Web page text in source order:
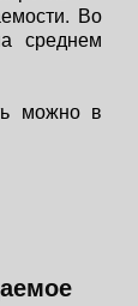
Во
среднем
можно в